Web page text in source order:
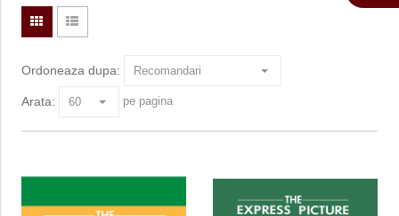
Ordoneaza dupa:
Arata: pe pagina